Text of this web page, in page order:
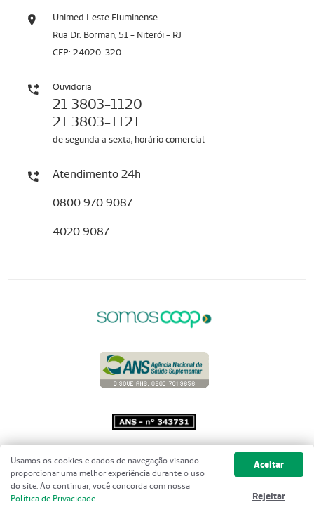
Unimed Leste Fluminense
Rua Dr. Borman, 51 - Niterói - RJ
CEP: 24020-320
Ouvidoria
21 3803-1120
21 3803-1121
de segunda a sexta, horário comercial
Atendimento 24h
0800 970 9087
4020 9087
Copyright 2001 - 2026 Unimed do
Brasil - Todos os direitos reservados
Usamos os cookies e dados de navegação visando
proporcionar uma melhor experiência durante o uso
do site. Ao continuar, você concorda com nossa
Política de Privacidade.
Aceitar
Rejeitar